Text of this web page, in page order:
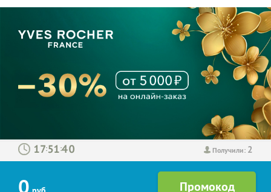
Получили: 2
: :
0